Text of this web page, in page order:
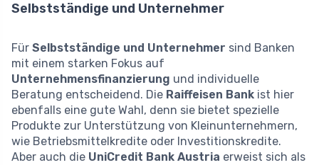
Selbstständige und Unternehmer
Für Selbstständige und Unternehmer sind Banken
mit einem starken Fokus auf
Unternehmensfinanzierung und individuelle
Beratung entscheidend. Die Raiffeisen Bank ist hier
ebenfalls eine gute Wahl, denn sie bietet spezielle
Produkte zur Unterstützung von Kleinunternehmern,
wie Betriebsmittelkredite oder Investitionskredite.
Aber auch die UniCredit Bank Austria erweist sich als